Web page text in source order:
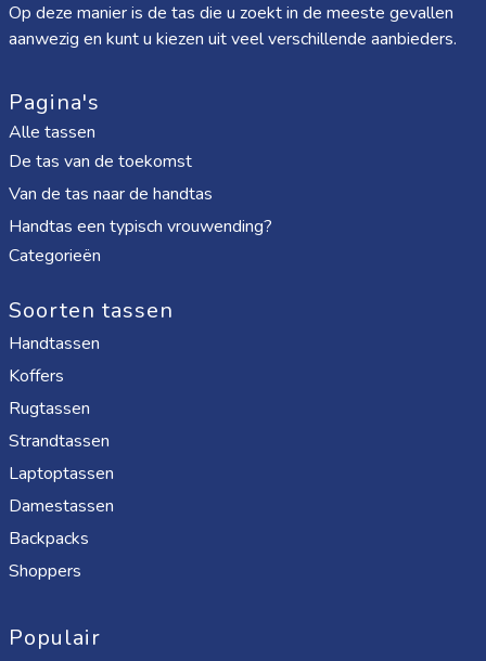
Op deze manier is de tas die u zoekt in de meeste gevallen
aanwezig en kunt u kiezen uit veel verschillende aanbieders.
Pagina's
Alle tassen
De tas van de toekomst
Van de tas naar de handtas
Handtas een typisch vrouwending?
Categorieën
Soorten tassen
Handtassen
Koffers
Rugtassen
Strandtassen
Laptoptassen
Damestassen
Backpacks
Shoppers
Populair